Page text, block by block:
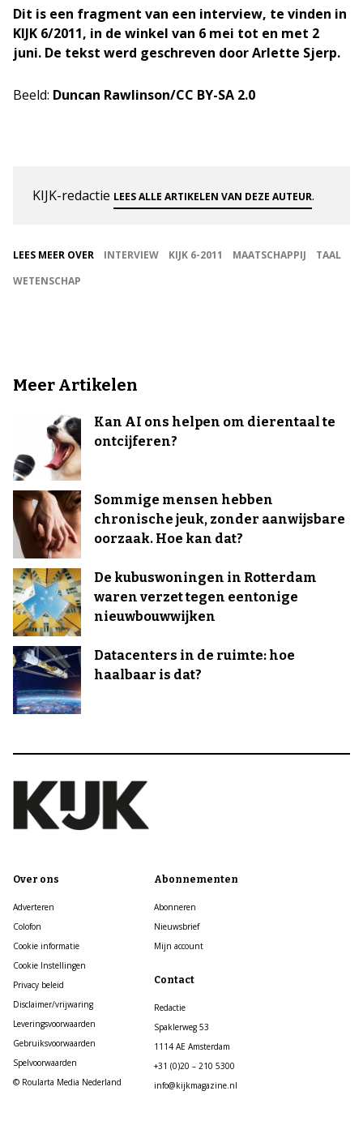
Dit is een fragment van een interview, te vinden in
KIJK 6/2011, in de winkel van 6 mei tot en met 2
juni. De tekst werd geschreven door Arlette Sjerp.
Beeld: Duncan Rawlinson/CC BY-SA 2.0
KIJK-redactie LEES ALLE ARTIKELEN VAN DEZE AUTEUR.
LEES MEER OVER INTERVIEW KIJK 6-2011 MAATSCHAPPIJ
TAAL
WETENSCHAP
Meer Artikelen
Kan AI ons helpen om dierentaal te
ontcijferen?
Sommige mensen hebben
chronische jeuk, zonder aanwijsbare
oorzaak. Hoe kan dat?
De kubuswoningen in Rotterdam
waren verzet tegen eentonige
nieuwbouwwijken
Datacenters in de ruimte: hoe
haalbaar is dat?
Over ons
Adverteren
Colofon
Cookie informatie
Cookie Instellingen
Privacy beleid
Disclaimer/vrijwaring
Leveringsvoorwaarden
Gebruiksvoorwaarden
Spelvoorwaarden
© Roularta Media Nederland
Abonnementen
Abonneren
Nieuwsbrief
Mijn account
Contact
Redactie
Spaklerweg 53
1114 AE Amsterdam
+31 (0)20 – 210 5300
info@kijkmagazine.nl